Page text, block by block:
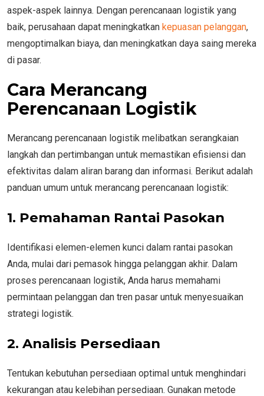
aspek-aspek lainnya. Dengan perencanaan logistik yang
baik, perusahaan dapat meningkatkan kepuasan pelanggan,
mengoptimalkan biaya, dan meningkatkan daya saing mereka
di pasar.
Cara Merancang
Perencanaan Logistik
Merancang perencanaan logistik melibatkan serangkaian
langkah dan pertimbangan untuk memastikan efisiensi dan
efektivitas dalam aliran barang dan informasi. Berikut adalah
panduan umum untuk merancang perencanaan logistik:
1. Pemahaman Rantai Pasokan
Identifikasi elemen-elemen kunci dalam rantai pasokan
Anda, mulai dari pemasok hingga pelanggan akhir. Dalam
proses perencanaan logistik, Anda harus memahami
permintaan pelanggan dan tren pasar untuk menyesuaikan
strategi logistik.
2. Analisis Persediaan
Tentukan kebutuhan persediaan optimal untuk menghindari
kekurangan atau kelebihan persediaan. Gunakan metode